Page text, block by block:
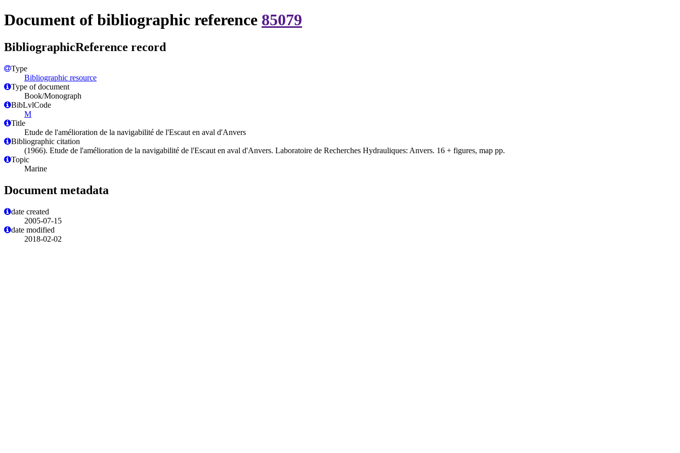
Document of bibliographic reference 85079
BibliographicReference record
Type
Bibliographic resource
Type of document
Book/Monograph
BibLvlCode
M
Title
Etude de l'amélioration de la navigabilité de l'Escaut en aval d'Anvers
Bibliographic citation
(1966). Etude de l'amélioration de la navigabilité de l'Escaut en aval d'Anvers. Laboratoire de Recherches Hydrauliques: Anvers. 16 + figures, map pp.
Topic
Marine
Document metadata
date created
2005-07-15
date modified
2018-02-02